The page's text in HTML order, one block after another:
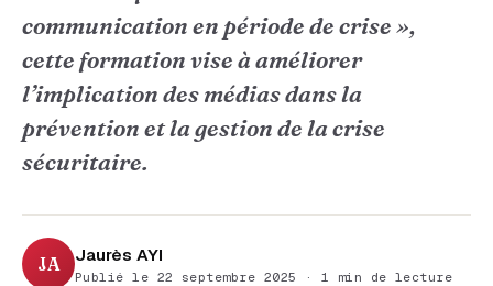
communication en période de crise »,
cette formation vise à améliorer
l’implication des médias dans la
prévention et la gestion de la crise
sécuritaire.
JA Jaurès AYI
Publié le 22 septembre 2025 · 1 min de lecture